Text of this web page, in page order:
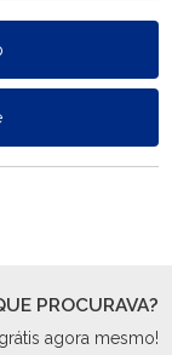
PROCURAVA?
agora mesmo!